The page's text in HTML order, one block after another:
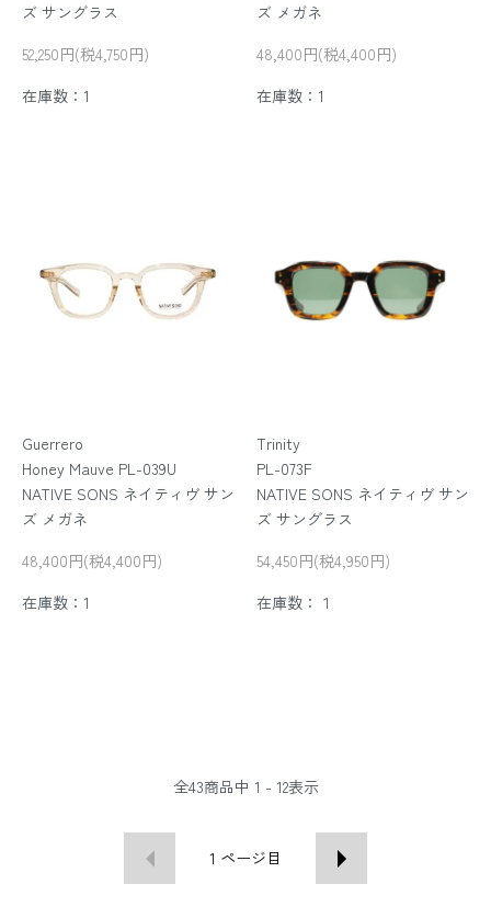
ズ サングラス
52,250円(税4,750円)
在庫数：1
ズ メガネ
48,400円(税4,400円)
在庫数：1
Guerrero
Honey Mauve PL-039U
NATIVE SONS ネイティヴ サン
ズ メガネ
48,400円(税4,400円)
在庫数：1
Trinity
PL-073F
NATIVE SONS ネイティヴ サン
ズ サングラス
54,450円(税4,950円)
在庫数：１
全43商品中 1 - 12表示
1 ページ目